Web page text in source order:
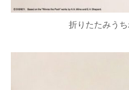
折りたたみう